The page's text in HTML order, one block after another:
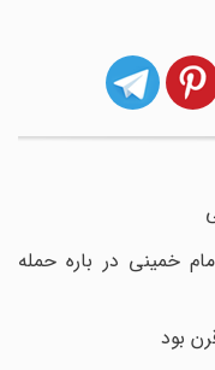
خمینی در باره حمله
بود